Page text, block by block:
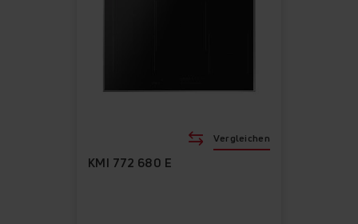
KMI 772 680 E
Vergleichen